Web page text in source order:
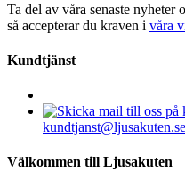
Ta del av våra senaste nyheter
så accepterar du kraven i våra
Kundtjänst
kundtjanst@ljusakuten.se
Välkommen till Ljusakuten